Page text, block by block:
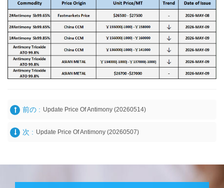
前の : Update Price Of Antimony (20260514)
次 : Update Price Of Antimony (20260507)